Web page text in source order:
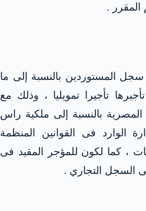
المقرر .
المستوردين بالنسبة إلى ما
تأجيرا تمويليا ، وذلك مع
بالنسبة إلى ملكية راس
الوارد فى القوانين المنظمة
، كما لكون للمؤجر المقيد فى
السجل التجاري .